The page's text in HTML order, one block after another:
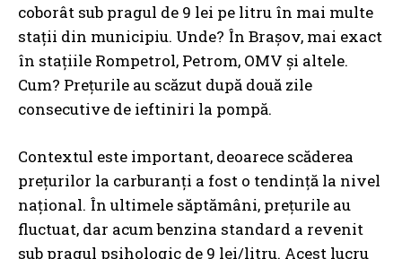
coborât sub pragul de 9 lei pe litru în mai multe
stații din municipiu. Unde? În Brașov, mai exact
în stațiile Rompetrol, Petrom, OMV și altele.
Cum? Prețurile au scăzut după două zile
consecutive de ieftiniri la pompă.
Contextul este important, deoarece scăderea
prețurilor la carburanți a fost o tendință la nivel
național. În ultimele săptămâni, prețurile au
fluctuat, dar acum benzina standard a revenit
sub pragul psihologic de 9 lei/litru. Acest lucru